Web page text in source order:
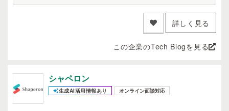
詳しく見る
この企業のTech Blogを見る
シャペロン
生成AI活用情報あり オンライン面談対応